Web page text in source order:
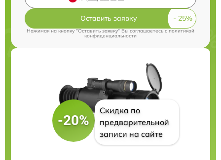
Оставить заявку
Нажимая на кнопку "Оставить заявку" Вы соглашаетесь cполитикой
конфиденциальности
-20%
Скидка по
предварительной
записи на сайте